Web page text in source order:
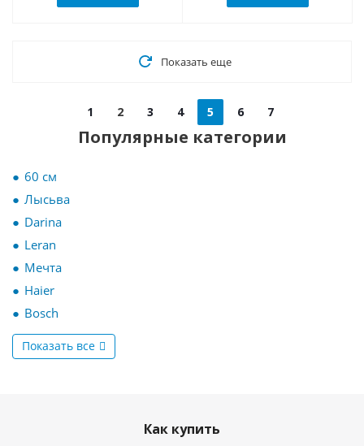
Показать еще
1 2 3 4 5 6 7
Популярные категории
60 см
Лысьва
Darina
Leran
Мечта
Haier
Bosch
Показать все
Как купить